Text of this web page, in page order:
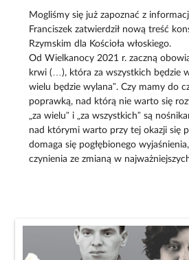
Mogliśmy się już zapoznać z
Franciszek zatwierdził nową treść
Rzymskim dla Kościoła włoskiego.
Od Wielkanocy 2021 r. zaczną
krwi (…), która za wszystkich będzie
wielu będzie wylana”. Czy mamy do
poprawką, nad którą nie warto się
„za wielu” i „za wszystkich” są
nad którymi warto przy tej okazji się
domaga się pogłębionego
czynienia ze zmianą w